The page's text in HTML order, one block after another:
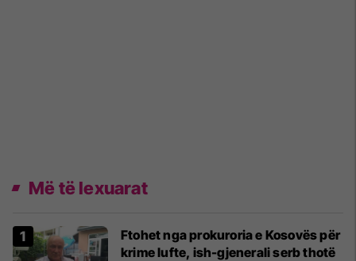
Më të lexuarat
Ftohet nga prokuroria e Kosovës për
krime lufte, ish-gjenerali serb thotë